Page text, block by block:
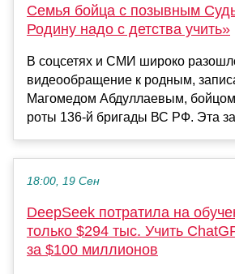
Семья бойца с позывным
Родину надо с детства учить»
В соцсетях и СМИ широко
видеообращение к родным,
Магомедом Абдуллаевым,
роты 136-й бригады ВС РФ. Эта
18:00, 19 Сен
DeepSeek потратила на
только $294 тыс. Учить
за $100 миллионов